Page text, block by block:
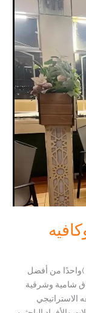
)واحدًا من أفضل
شامية وشرقية
الاستراتيجي